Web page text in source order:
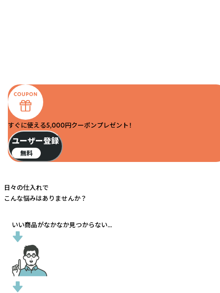
すぐに使える5,000円クーポンプレゼント！
ユーザー登録
無料
日々の仕入れで
こんな悩みはありませんか？
いい商品がなかなか見つからない...